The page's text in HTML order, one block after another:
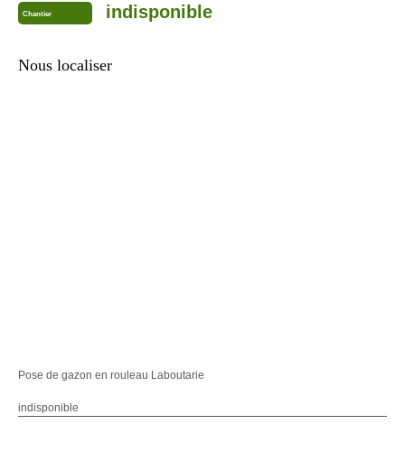
Chantier indisponible
Nous localiser
Pose de gazon en rouleau Laboutarie
indisponible